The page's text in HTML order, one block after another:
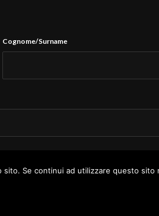
Cognome/Surname
Se continui ad utilizzare questo sito